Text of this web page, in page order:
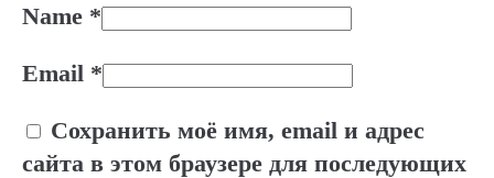
Name *
Email *
Сохранить моё имя, email и адрес
сайта в этом браузере для последующих